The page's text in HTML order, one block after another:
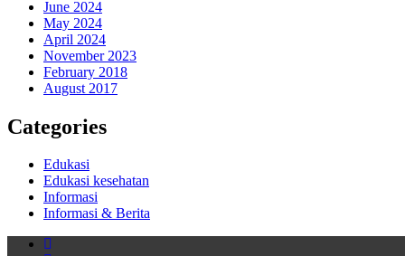
June 2024
May 2024
April 2024
November 2023
February 2018
August 2017
Categories
Edukasi
Edukasi kesehatan
Informasi
Informasi & Berita